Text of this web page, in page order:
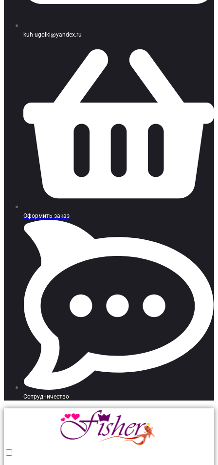
kuh-ugolki@yandex.ru
Оформить заказ
Сотрудничество